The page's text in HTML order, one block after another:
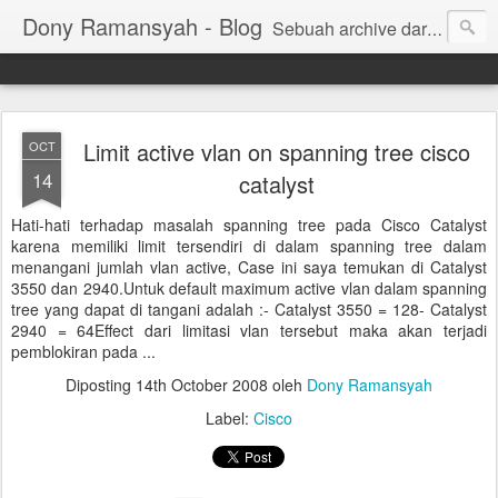
Dony Ramansyah - Blog Sebuah archive dari kehidupan - log dari perjalanan dan tujuan | Fell Free ... ( archive of live, log of journey and target | Fell Free ...)
OCT
14
Limit active vlan on spanning tree cisco
catalyst
Hati-hati terhadap masalah spanning tree pada Cisco Catalyst
karena memiliki limit tersendiri di dalam spanning tree dalam
menangani jumlah vlan active, Case ini saya temukan di Catalyst
3550 dan 2940.Untuk default maximum active vlan dalam spanning
tree yang dapat di tangani adalah :- Catalyst 3550 = 128- Catalyst
2940 = 64Effect dari limitasi vlan tersebut maka akan terjadi
pemblokiran pada ...
Diposting 14th October 2008 oleh Dony Ramansyah
Label: Cisco